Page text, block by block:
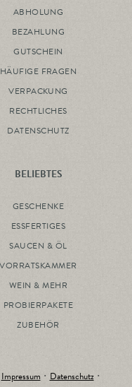
ABHOLUNG
BEZAHLUNG
GUTSCHEIN
HÄUFIGE FRAGEN
VERPACKUNG
RECHTLICHES
DATENSCHUTZ
BELIEBTES
GESCHENKE
ESSFERTIGES
SAUCEN & ÖL
VORRATSKAMMER
WEIN & MEHR
PROBIERPAKETE
ZUBEHÖR
Impressum･Datenschutz･